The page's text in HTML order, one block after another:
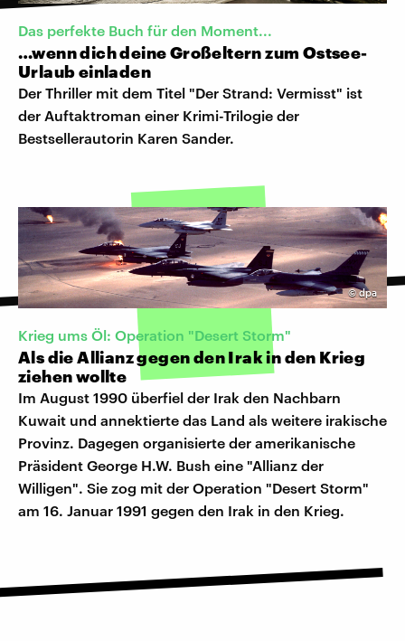
Das perfekte Buch für den Moment...
…wenn dich deine Großeltern zum Ostsee-
Urlaub einladen
Der Thriller mit dem Titel "Der Strand: Vermisst" ist
der Auftaktroman einer Krimi-Trilogie der
Bestsellerautorin Karen Sander.
©dpa
Krieg ums Öl: Operation "Desert Storm"
Als die Allianz gegen den Irak in den Krieg
ziehen wollte
Im August 1990 überfiel der Irak den Nachbarn
Kuwait und annektierte das Land als weitere irakische
Provinz. Dagegen organisierte der amerikanische
Präsident George H.W. Bush eine "Allianz der
Willigen". Sie zog mit der Operation "Desert Storm"
am 16. Januar 1991 gegen den Irak in den Krieg.